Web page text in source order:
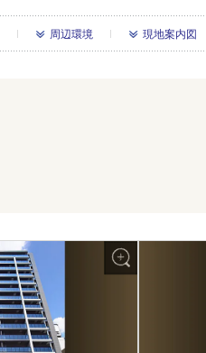
周辺環境 現地案内図